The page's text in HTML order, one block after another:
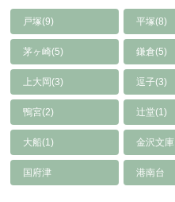
戸塚(9) 平塚(8)
茅ヶ崎(5) 鎌倉(5)
上大岡(3) 逗子(3)
鴨宮(2) 辻堂(1)
大船(1) 金沢文庫
国府津 港南台